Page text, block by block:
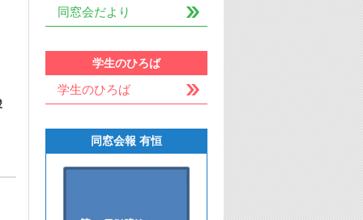
同窓会だより
学生のひろば
学生のひろば
同窓会報 有恒